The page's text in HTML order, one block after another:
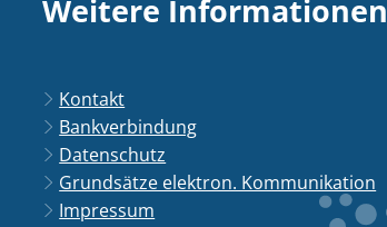
Weitere Informationen
Kontakt
Bankverbindung
Datenschutz
Grundsätze elektron. Kommunikation
Impressum